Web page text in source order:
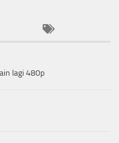
lagi 480p